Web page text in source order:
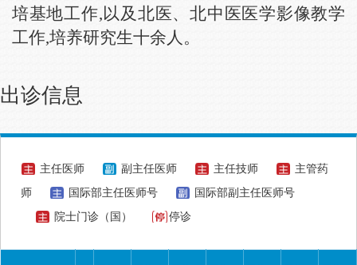
培基地工作,以及北医、北中医医学影像教学
工作,培养研究生十余人。
出诊信息
主任医师 副主任医师 主任技师
主管药
师
国际部主任医师号
国际部副主任医师号
院士门诊（国）
停诊